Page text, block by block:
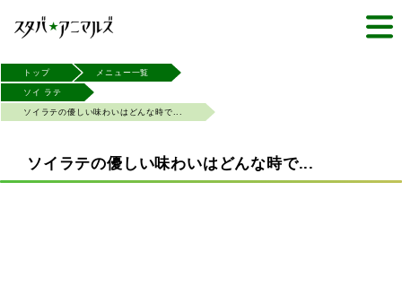
トップ メニュー一覧
ソイ ラテ
ソイラテの優しい味わいはどんな時で...
ソイラテの優しい味わいはどんな時で...